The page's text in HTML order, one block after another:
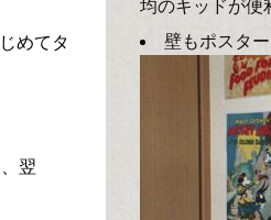
めてタ
翌
均のキッドが便
壁もポスタ